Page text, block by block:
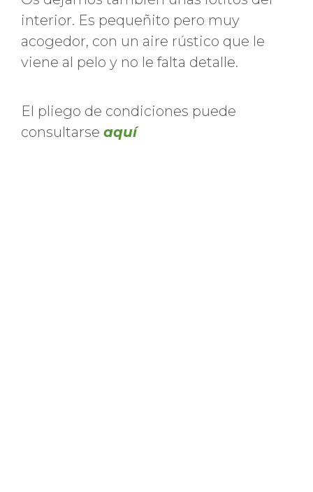
interior. Es pequeñito pero muy
acogedor, con un aire rústico que le
viene al pelo y no le falta detalle.
El pliego de condiciones puede
consultarse aquí